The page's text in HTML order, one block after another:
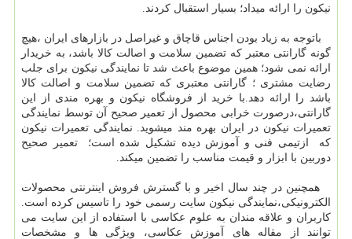
نیکون را ارائه میداد؛ بسیار استقبال کردند.
باتوجه به زیاد بودن اجناس قاچاق و غیراصل در بازارهای ایران ،هیچ
گونه گارانتی معتبر که تضمین سلامت و اصالت کالا باشد، به خریدار
ارائه نمی شود؛ همین موضوع باعث شد تا نمایندگی نیکون برای جلب
رضایت مشتری ؛ گارانتی معتبری که تضمین سلامت و اصالت کالا
باشد را ارائه دهد.با خرید از فروشگاه نیکون و بهره مندی از این
گارانتی،درصورت خرابی محصول از تعمیر صحیح آن توسط نمایندگی
تعمیرات نیکون در ایران بهره مند میشوید. نمایندگی تعمیرات نیکون
که ازتیمی فنی و آموزش دیده تشکیل شده است؛ تعمیر صحیح
دوربین با ابزار و قیمت مناسب را تضمین میکند.
همچنین در چند سال اخیر و با گسترش فروش اینترنتی محصولات
الکترونیکی،نمایندگی نیکون سایت رسمی خود را تاسیس کرده است.
کاربران و علاقه مندان به علوم عکاسی با استفاده از این سایت می
توانند از مقاله های آموزش عکاسی، ویژگی ها و مشخصات